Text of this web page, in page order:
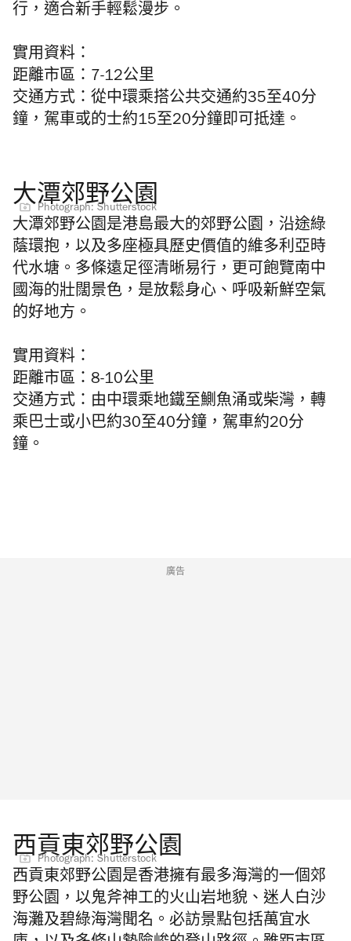
行，適合新手輕鬆漫步。
實用資料：
距離市區：7-12公里
交通方式：從中環乘搭公共交通約35至40分
鐘，駕車或的士約15至20分鐘即可抵達。
大潭郊野公園
Photograph: Shutterstock
大潭郊野公園是港島最大的郊野公園，沿途綠
蔭環抱，以及多座極具歷史價值的維多利亞時
代水塘。多條遠足徑清晰易行，更可飽覽南中
國海的壯闊景色，是放鬆身心、呼吸新鮮空氣
的好地方。
實用資料：
距離市區：8-10公里
交通方式：由中環乘地鐵至鰂魚涌或柴灣，轉
乘巴士或小巴約30至40分鐘，駕車約20分
鐘。
廣告
西貢東郊野公園
Photograph: Shutterstock
西貢東郊野公園是香港擁有最多海灣的一個郊
野公園，以鬼斧神工的火山岩地貌、迷人白沙
海灘及碧綠海灣聞名。必訪景點包括萬宜水